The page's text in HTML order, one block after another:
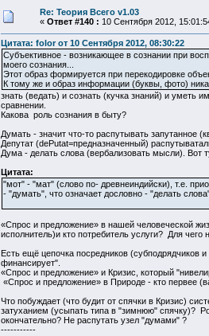
Re: Теория Всего v1.03
« Ответ #140 : 10 Сентября 2012,
Цитата: folor от 10 Сентября 2012, 08:30:22
Субъективное - возникающее в сознании при
моего сознания...
Этот образ формируется при перекодировке
К тому же и образ информации (буквы, фото)
знать (ведать) и сознать (кучка знаний) и уметь
сравнении.
Какова роль сознания в быту?
Думать - значит что-то распутывать запутанное
Депутат (dePutat=предназначенный)
Дума - делать слова (вербализовать мысли). Вот
Цитата:
"мот" - "мат" (слово по- древнеиндийски), т.е.
- "думать", что означает дословно - "делать
«Спрос и предложение» в нашей человеческой
исполнитель)и кто потребитель услуги? Для
Есть ещё цепочка посредников (субподрядчиков
финансирует".
«Спрос и предложение» и Кризис, который
«Спрос и предложение» в Природе - кто первее
Что побуждает (что будит от спячки в Кризис)
затуханием (усыпать типа в "зимнюю" спячку)?
окончательно? Не распутать узел "думами" ?
-----------